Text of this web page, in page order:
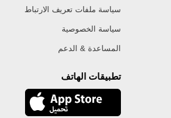
سياسة ملفات تعريف الارتباط
سياسة الخصوصية
المساعدة & الدعم
تطبيقات الهاتف